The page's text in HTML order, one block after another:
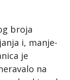
broja
i, manje-
je
na